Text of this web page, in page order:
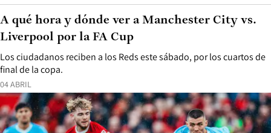
04 ABRIL
Los ciudadanos reciben a los Reds este sábado, por los cuartos de
final de la copa.
A qué hora y dónde ver a Manchester City vs.
Liverpool por la FA Cup